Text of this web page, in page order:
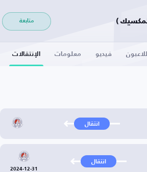
متابعة
اللاعبون فيديو معلومات الإنتقالات
انتقال
انتقال
2024-12-31